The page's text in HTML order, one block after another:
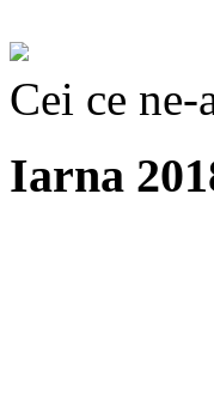
Cei ce ne-
Iarna